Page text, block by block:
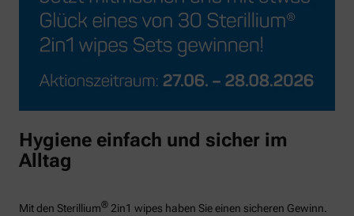
Hygiene einfach und sicher im
Alltag
Mit den Sterillium® 2in1 wipes haben Sie einen sicheren Gewinn.